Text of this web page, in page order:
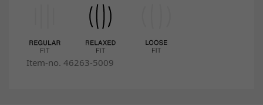
Item-no. 46263-5009